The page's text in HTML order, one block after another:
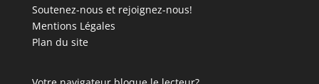
Soutenez-nous et rejoignez-nous!
Mentions Légales
Plan du site